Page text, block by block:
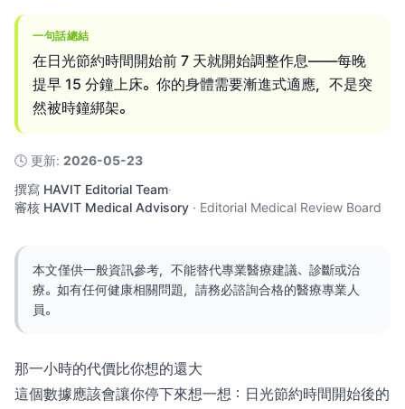
一句話總結
在日光節約時間開始前 7 天就開始調整作息——每晚
提早 15 分鐘上床。你的身體需要漸進式適應，不是突
然被時鐘綁架。
🕓 更新: 2026-05-23
撰寫 HAVIT Editorial Team·
審核 HAVIT Medical Advisory · Editorial Medical Review Board
本文僅供一般資訊參考，不能替代專業醫療建議、診斷或治
療。如有任何健康相關問題，請務必諮詢合格的醫療專業人
員。
那一小時的代價比你想的還大
這個數據應該會讓你停下來想一想：日光節約時間開始後的